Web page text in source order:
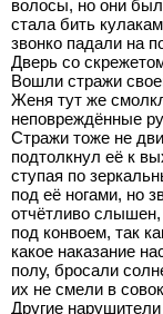
волосы, но они
стала бить
звонко падали на
Дверь со
Вошли стражи
Женя тут же
неповреждённые
Стражи тоже не
подтолкнул её к
ступая по
под её ногами, но
отчётливо
под конвоем, так
какое наказание
полу, бросали
их не смели в
Другие